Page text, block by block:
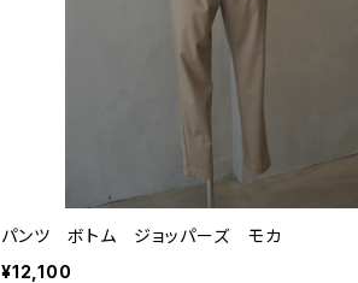
パンツ ボトム ジョッパーズ モカ
¥12,100